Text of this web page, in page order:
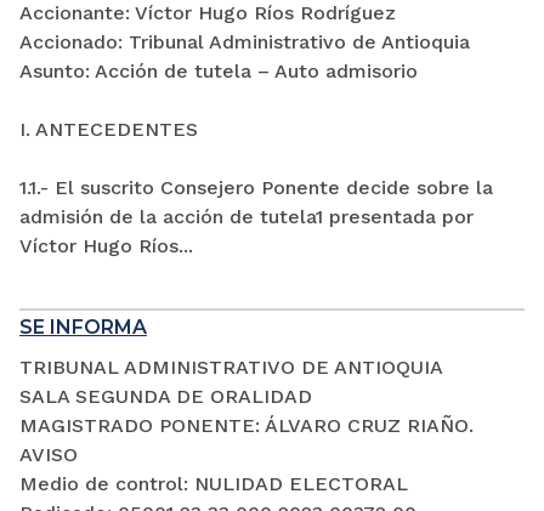
Accionante: Víctor Hugo Ríos Rodríguez
Accionado: Tribunal Administrativo de Antioquia
Asunto: Acción de tutela – Auto admisorio
I. ANTECEDENTES
1.1.- El suscrito Consejero Ponente decide sobre la
admisión de la acción de tutela1 presentada por
Víctor Hugo Ríos...
SE INFORMA
TRIBUNAL ADMINISTRATIVO DE ANTIOQUIA
SALA SEGUNDA DE ORALIDAD
MAGISTRADO PONENTE: ÁLVARO CRUZ RIAÑO.
AVISO
Medio de control: NULIDAD ELECTORAL